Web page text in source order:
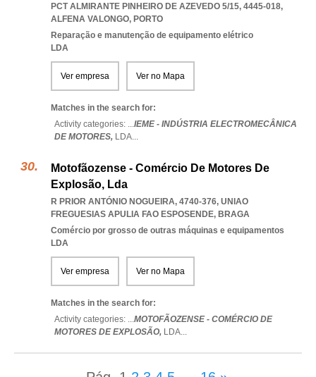
PCT ALMIRANTE PINHEIRO DE AZEVEDO 5/15, 4445-018,
ALFENA VALONGO, PORTO
Reparação e manutenção de equipamento elétrico
LDA
Ver empresa Ver no Mapa
Matches in the search for:
Activity categories: ...IEME - INDÚSTRIA ELECTROMECÂNICA
DE MOTORES, LDA...
Motofãozense - Comércio De Motores De
Explosão, Lda
R PRIOR ANTÓNIO NOGUEIRA, 4740-376, UNIAO
FREGUESIAS APULIA FAO ESPOSENDE, BRAGA
Comércio por grosso de outras máquinas e equipamentos
LDA
Ver empresa Ver no Mapa
Matches in the search for:
Activity categories: ...MOTOFÃOZENSE - COMÉRCIO DE
MOTORES DE EXPLOSÃO, LDA...